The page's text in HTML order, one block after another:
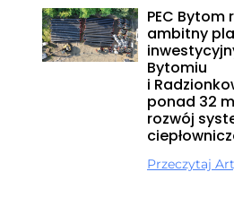
PEC Bytom
ambitny
Bytomiu
i
ponad 32
rozwój
Przeczytaj